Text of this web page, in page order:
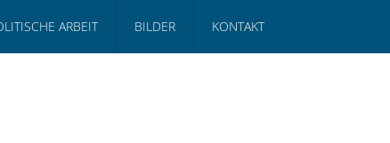
ARBEIT BILDER KONTAKT